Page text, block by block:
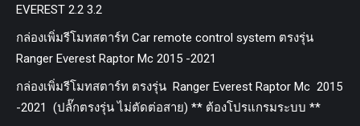
EVEREST 2.2 3.2
กล่องเพิ่มรีโมทสตาร์ท Car remote control system ตรงรุ่น
Ranger Everest Raptor Mc 2015 -2021
กล่องเพิ่มรีโมทสตาร์ท ตรงรุ่น Ranger Everest Raptor Mc 2015
-2021 (ปลั๊กตรงรุ่น ไม่ตัดต่อสาย) ** ต้องโปรแกรมระบบ **